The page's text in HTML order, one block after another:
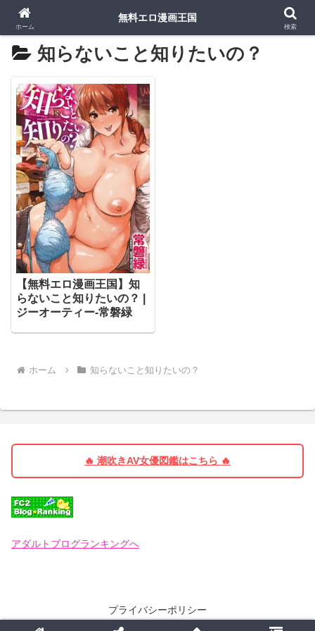
知らないこと知りたいの？
【無料エロ漫画王国】知
らないこと知りたいの？ |
ジーオーティー-常磐緑
ホーム 知らないこと知りたいの？
🔥 潮吹きAV女優図鑑はこちら 🔥
アダルトブログランキングへ
プライバシーポリシー
ホーム
無料エロ漫画王国
検索